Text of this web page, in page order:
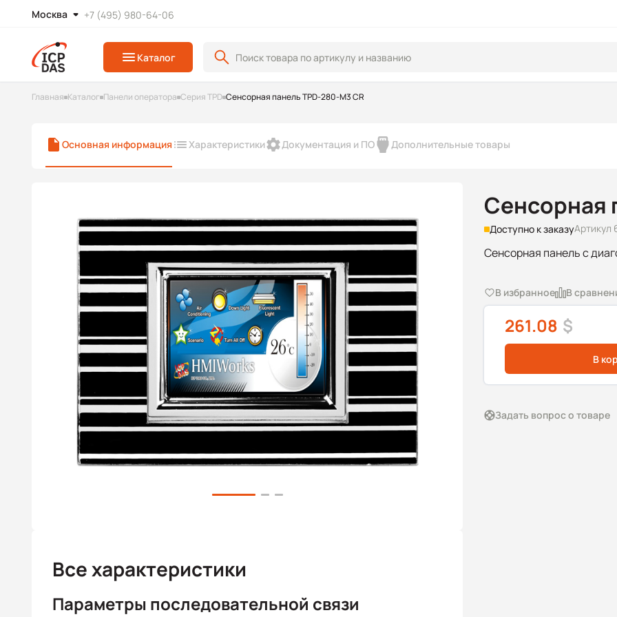
Москва +7 (495) 980-64-06
Каталог
Главная Каталог Панели оператора Серия TPD Сенсорная панель TPD-280-M3 CR
Основная информация Характеристики Документация и ПО Дополнительные товары
Сенсорная
Доступно к заказуАртикул
Сенсорная панель с
В избранное В
261.08 $
В
Задать вопрос о товаре
Все характеристики
Параметры последовательной связи